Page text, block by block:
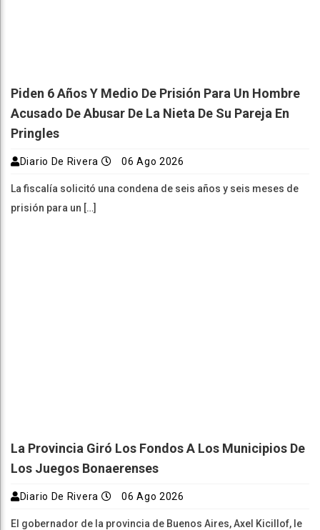
Piden 6 Años Y Medio De Prisión Para Un Hombre
Acusado De Abusar De La Nieta De Su Pareja En
Pringles
Diario De Rivera 06 Ago 2026
La fiscalía solicitó una condena de seis años y seis meses de
prisión para un […]
La Provincia Giró Los Fondos A Los Municipios De
Los Juegos Bonaerenses
Diario De Rivera 06 Ago 2026
El gobernador de la provincia de Buenos Aires, Axel Kicillof, le